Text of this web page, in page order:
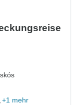
+1 mehr